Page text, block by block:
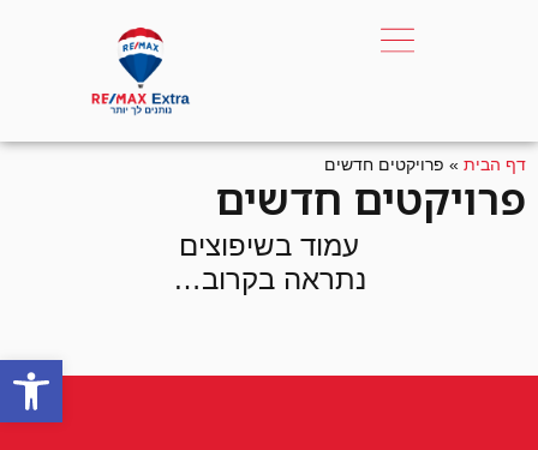
פתח
דף הבית » פרויקטים חדשים
פרויקטים חדשים
עמוד בשיפוצים
נתראה בקרוב…